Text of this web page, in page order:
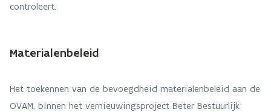
controleert.
Materialenbeleid
Het toekennen van de bevoegdheid materialenbeleid aan de
OVAM, binnen het vernieuwingsproject Beter Bestuurlijk